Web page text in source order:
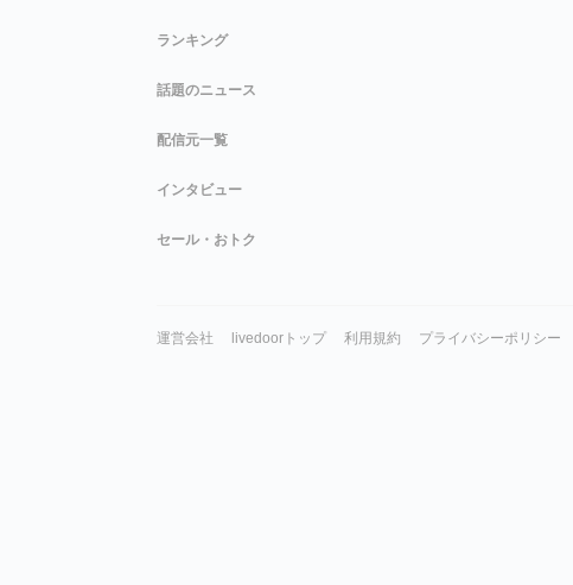
ランキング
話題のニュース
配信元一覧
インタビュー
セール・おトク
運営会社 livedoorトップ 利用規約 プライバシーポリシー